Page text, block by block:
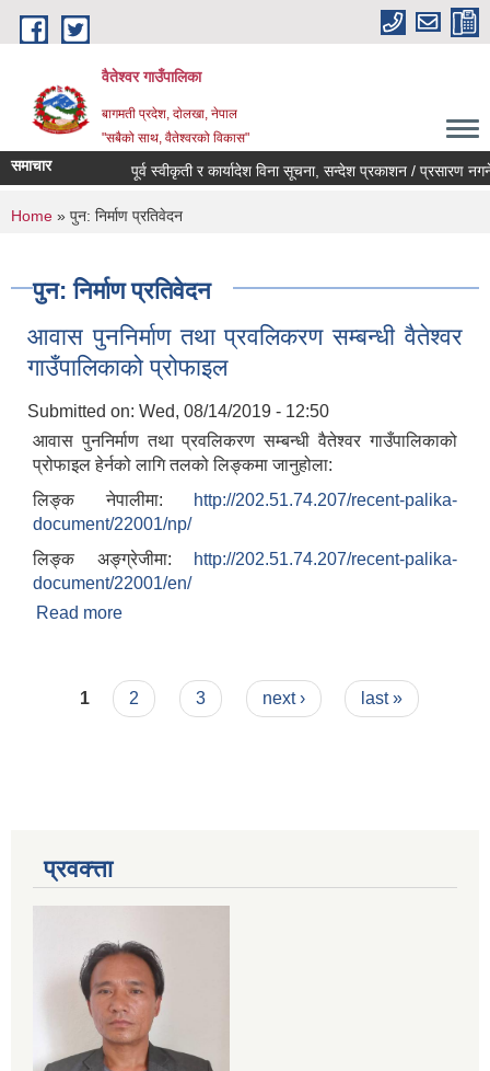
Skip to main content
वैतेश्वर गाउँपालिका
बागमती प्रदेश, दाेलखा, नेपाल
"सबैको साथ, वैतेश्वरको विकास"
समाचार पूर्व स्वीकृती र कार्यादेश विना सूचना, सन्देश प्रकाशन / प्रसारण नगर्ने
You are here
Home » पुन: निर्माण प्रतिवेदन
पुन: निर्माण प्रतिवेदन
आवास पुननिर्माण तथा प्रवलिकरण सम्बन्धी वैतेश्वर
गाउँपालिकाको प्रोफाइल
Submitted on: Wed, 08/14/2019 - 12:50
आवास पुननिर्माण तथा प्रवलिकरण सम्बन्धी वैतेश्वर गाउँपालिकाको
प्रोफाइल हेर्नको लागि तलको लिङ्कमा जानुहोला:
लिङ्क नेपालीमा:
http://202.51.74.207/recent-palika-
document/22001/np/
लिङ्क अङ्ग्रेजीमा:
http://202.51.74.207/recent-palika-
document/22001/en/
Read more
Pages
1 2 3 next › last »
प्रवक्त्ता